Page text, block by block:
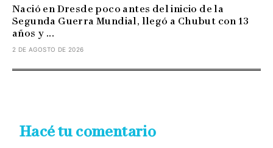
Nació en Dresde poco antes del inicio de la
Segunda Guerra Mundial, llegó a Chubut con 13
años y ...
2 DE AGOSTO DE 2026
Hacé tu comentario